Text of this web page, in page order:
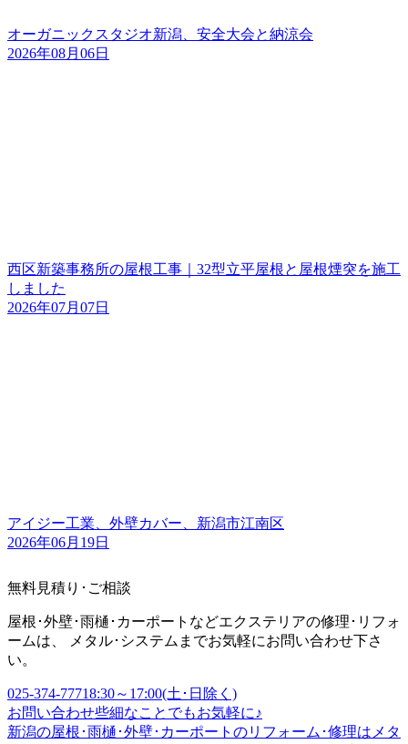
オーガニックスタジオ新潟、安全大会と納涼会
2026年08月06日
西区新築事務所の屋根工事｜32型立平屋根と屋根煙突を施工
しました
2026年07月07日
アイジー工業、外壁カバー、新潟市江南区
2026年06月19日
無料見積り･ご相談
屋根･外壁･雨樋･カーポートなどエクステリアの修理･リフォ
ームは、 メタル･システムまでお気軽にお問い合わせ下さ
い。
025-374-77718:30～17:00(土･日除く)
お問い合わせ些細なことでもお気軽に♪
新潟の屋根･雨樋･外壁･カーポートのリフォーム･修理はメタ